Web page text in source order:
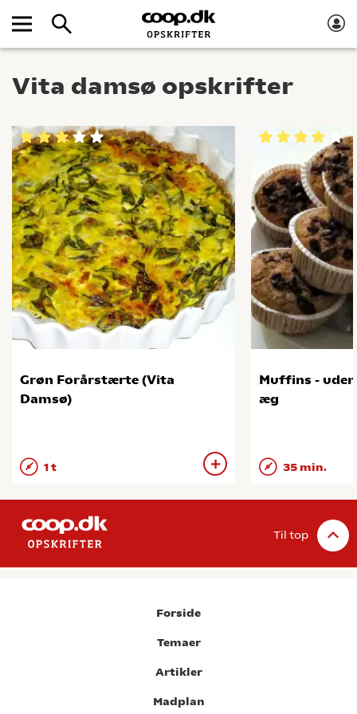
Vita damsø opskrifter
Grøn Forårstærte (Vita
Damsø)
1 t
Muffins -
æg
35 min.
Til top
Forside
Temaer
Artikler
Madplan